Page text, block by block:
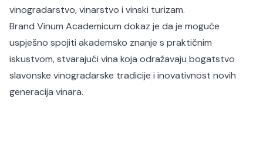
vinogradarstvo, vinarstvo i vinski turizam.
Brand Vinum Academicum dokaz je da je moguće
uspješno spojiti akademsko znanje s praktičnim
iskustvom, stvarajući vina koja odražavaju bogatstvo
slavonske vinogradarske tradicije i inovativnost novih
generacija vinara.